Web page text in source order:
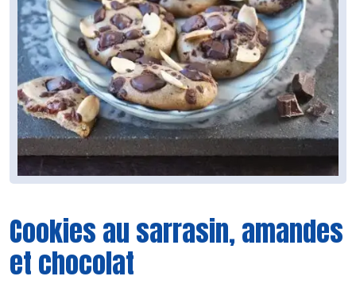
Cookies au sarrasin, amandes
et chocolat